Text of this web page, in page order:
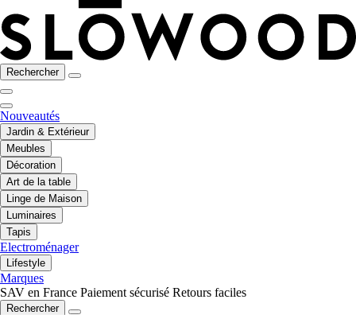
Rechercher
Nouveautés
Jardin & Extérieur
Meubles
Décoration
Art de la table
Linge de Maison
Luminaires
Tapis
Electroménager
Lifestyle
Marques
SAV en France Paiement sécurisé Retours faciles
Rechercher